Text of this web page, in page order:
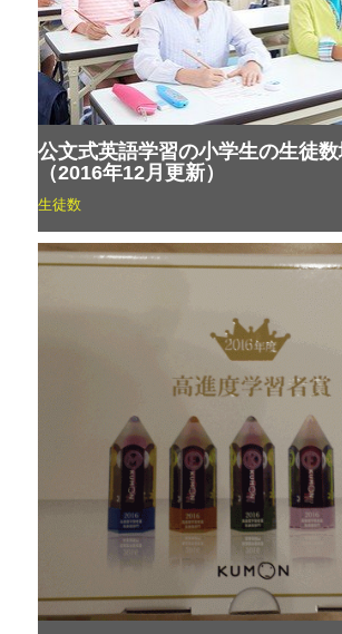
公文式英語学習の小学生の生徒
（2016年12月更新）
生徒数